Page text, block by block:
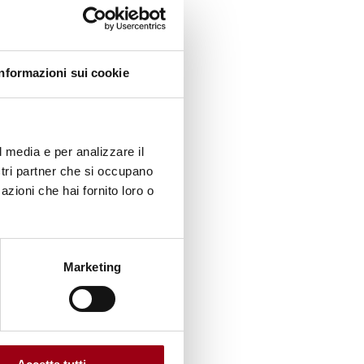
sui cookie
e per analizzare il
partner che si occupano
che hai fornito loro o
Marketing
da
il